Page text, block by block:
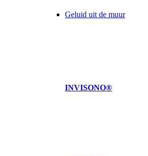
Geluid uit de muur
INVISONO®